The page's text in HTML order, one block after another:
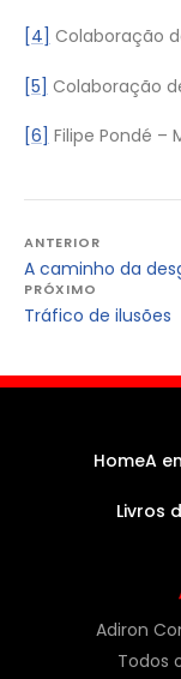
[4] Colaboração
[5] Colaboração
[6] Filipe Pondé –
Navegação
de
Post
ANTERIOR
A caminho da
PRÓXIMO
Tráfico de ilusões
HomeA
Livros
Adiron
Todos